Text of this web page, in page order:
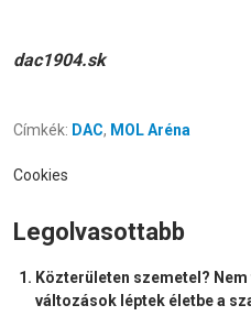
dac1904.sk
Címkék: DAC, MOL Aréna
Cookies
Legolvasottabb
Közterületen szemetel?
változások léptek életbe a